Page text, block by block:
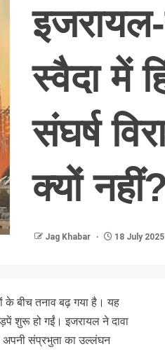
इजरायल-
स्वैदा में
संघर्ष
क्यों नहीं?
Jag Khabar 18 July 2025
के बीच तनाव बढ़ गया है। यह
शुरू हो गईं। इजरायल ने दावा
अपनी संप्रभुता का उल्लंघन